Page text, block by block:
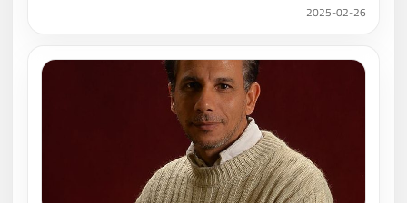
2025-02-26